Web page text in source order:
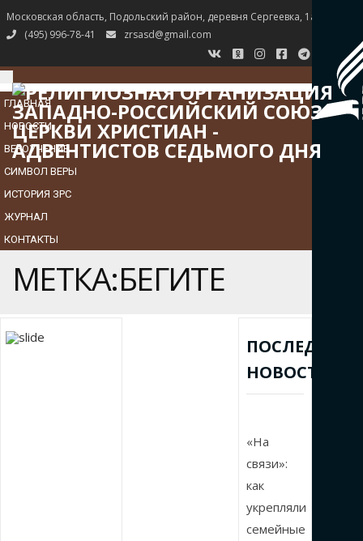
Московская область, Подольский район, деревня Сергеевка, 1а
(495) 996-78-41
zrsasd@gmail.com
TOGGLE
NAVIGATION
ГЛАВНАЯ
НОВОСТИ
ВЕРОУЧЕНИЕ
СИМВОЛ ВЕРЫ
ИСТОРИЯ ЗРС
ЖУРНАЛ
КОНТАКТЫ
МЕТКА:БЕГИТЕ
ПОСЛЕДНИЕ
НОВОСТИ
«На
связи»:
как
укрепляли
семейные